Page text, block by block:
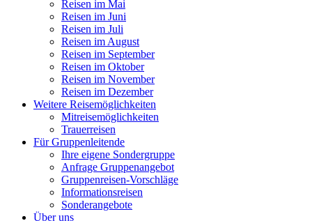
Reisen im Mai
Reisen im Juni
Reisen im Juli
Reisen im August
Reisen im September
Reisen im Oktober
Reisen im November
Reisen im Dezember
Weitere Reisemöglichkeiten
Mitreisemöglichkeiten
Trauerreisen
Für Gruppenleitende
Ihre eigene Sondergruppe
Anfrage Gruppenangebot
Gruppenreisen-Vorschläge
Informationsreisen
Sonderangebote
Über uns